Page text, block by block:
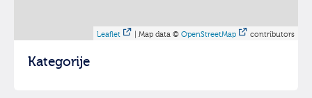
Leaflet | Map data © OpenStreetMap contributors
Kategorije